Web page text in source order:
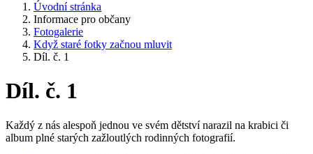
Úvodní stránka
Informace pro občany
Fotogalerie
Když staré fotky začnou mluvit
Díl. č. 1
Díl. č. 1
Každý z nás alespoň jednou ve svém dětství narazil na krabici či
album plné starých zažloutlých rodinných fotografií.